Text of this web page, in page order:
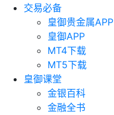
交易必备
皇御贵金属APP
皇御APP
MT4下载
MT5下载
皇御课堂
金银百科
金融全书